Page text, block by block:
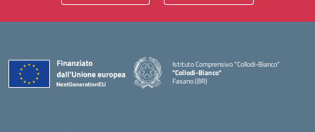
Istituto Comprensivo "Collodi-Bianco"
"Collodi-Bianco"
Fasano (BR)